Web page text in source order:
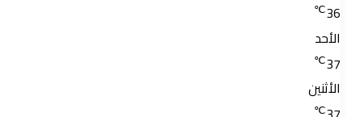
36
℃
الأحد
37
℃
الأثنين
℃